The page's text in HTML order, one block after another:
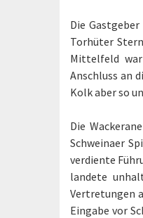
Die
Torhüter
Mittelfeld
Anschluss an
Kolk aber so
Die
Schweinaer
verdiente
landete
Vertretungen
Eingabe vor